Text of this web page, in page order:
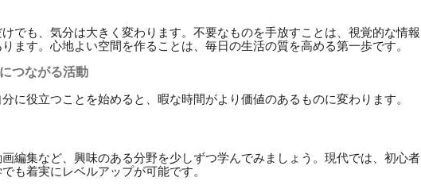
でも、気分は大きく変わります。不要なものを手放すことは、視覚的な情報
ます。心地よい空間を作ることは、毎日の生活の質を高める第一歩です。
つながる活動
に役立つことを始めると、暇な時間がより価値のあるものに変わります。
編集など、興味のある分野を少しずつ学んでみましょう。現代では、初心者
も着実にレベルアップが可能です。